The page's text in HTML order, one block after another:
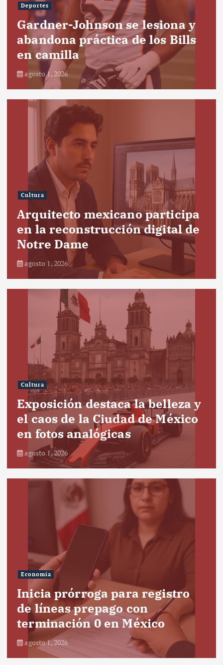
Deportes
Gardner-Johnson se lesiona y
abandona práctica de los Bills
en camilla
agosto 1, 2026
Cultura
Arquitecto mexicano participa
en la reconstrucción digital de
Notre Dame
agosto 1, 2026
Cultura
Exposición destaca la belleza y
el caos de la Ciudad de México
en fotos analógicas
agosto 1, 2026
Economía
Inicia prórroga para registro
de líneas prepago con
terminación 0 en México
agosto 1, 2026